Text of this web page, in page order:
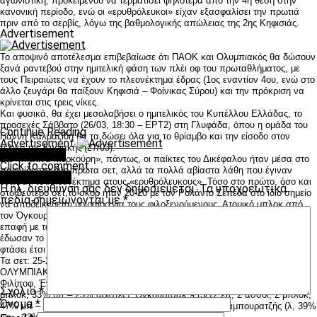
κανονική περίοδο, ενώ οι «ερυθρόλευκοι» είχαν εξασφαλίσει την πρωτιά
πριν από το σερβίς, λόγω της βαθμολογικής απώλειας της 2ης Κηφισιάς.
Advertisement
Το αποψινό αποτέλεσμα επιβεβαίωσε ότι ΠΑΟΚ και Ολυμπιακός θα δώσουν
ξανά ραντεβού στην ημιτελική φάση των πλέι οφ του πρωταθλήματος, με
τους Πειραιώτες να έχουν το πλεονέκτημα έδρας (1ος εναντίον 4ου, ενώ στο
άλλο ζευγάρι θα παίξουν Κηφισιά – Φοίνικας Σύρου) και την πρόκριση να
κρίνεται στις τρεις νίκες.
Και φυσικά, θα έχει μεσολαβήσει ο ημιτελικός του Κυπέλλου Ελλάδας, το
προσεχές Σάββατο (26/03, 18:30 – ΕΡΤ2) στη Γλυφάδα, όπου η ομάδα του
Γιάννη Καλμαζίδη θα τα δώσει όλα για το θρίαμβο και την είσοδο στον
τελικό της Κυριακής (27/03).
Στο «Μελίνα Μερκούρη», πάντως, οι παίκτες του Δικέφαλου ήταν μέσα στο
παιχνίδι στα δύο πρώτα σετ, αλλά τα πολλά αβίαστα λάθη που έγιναν
έδωσαν το πλεονέκτημα στους «ερυθρόλευκους». Τόσο στο πρώτο, όσο και
στο δεύτερο σετ το σκορ ήταν 20-20 με τον Ρολάντο Σεπέδα στο ίδιο σημείο
να αποδεικνύεται μοιραίος για τους φιλοξενούμενους. Ατομικό μπλοκ από
τον Όγκουρτσακ και άουτ επίθεση στο πρώτο σετ, χαμένη επίθεση και
επαφή με το φιλέ (σε φάση που ήταν χωρίς αντίπαλο) στο δεύτερο σετ
έδωσαν το δικαίωμα στον Ολυμπιακό να αποκτήσει το προβάδισμα και να
φτάσει έτσι στο 2-0 διαμορφώνοντας νέες ισορροπίες στον αγώνα.
Τα σετ: 25-21, 25-22, 25-16.
ΟΛΥΜΠΙΑΚΟΣ (Πιάτσα): Σουλτανόπουλος 6 (3/4 επ, 1 άσσος, 2 μπλοκ),
Φιλίποφ, Έγκλεσκαλνς 18 (18/33 επ), Κοκκινάκης 18 (14/20 επ, 3 άσσοι, 1
μπλοκ, 33% υπ – 25% άριστες), Όγκουρτσακ 9 (5/12 επ, 2 άσσοι, 2 μπλοκ,
47% υπ – 47% άριστες), Σπίνου 6 (5/9 επ, 1 μπλοκ) / Ταμπουρατζής (λ, 39%
Continue Reading
Advertisement
Click to comment
Η ηλ. διεύθυνση σας δεν δημοσιεύεται. Τα υποχρεωτικά
πεδία σημειώνονται με*
Σχόλιο*
Όνομα*